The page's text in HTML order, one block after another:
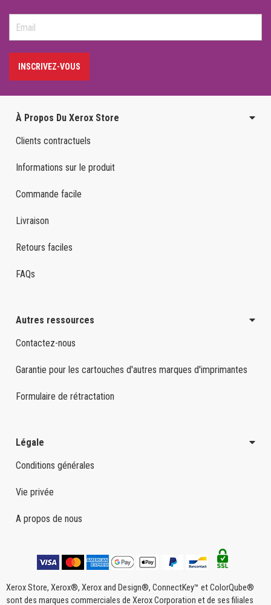
INSCRIVEZ-VOUS
À Propos Du Xerox Store
Clients contractuels
Informations sur le produit
Commande facile
Livraison
Retours faciles
FAQs
Autres ressources
Contactez-nous
Garantie pour les cartouches d'autres marques d'imprimantes
Formulaire de rétractation
Légale
Conditions générales
Vie privée
A propos de nous
Xerox Store, Xerox®, Xerox and Design®, ConnectKey™ et ColorQube®
sont des marques commerciales de Xerox Corporation et de ses filiales